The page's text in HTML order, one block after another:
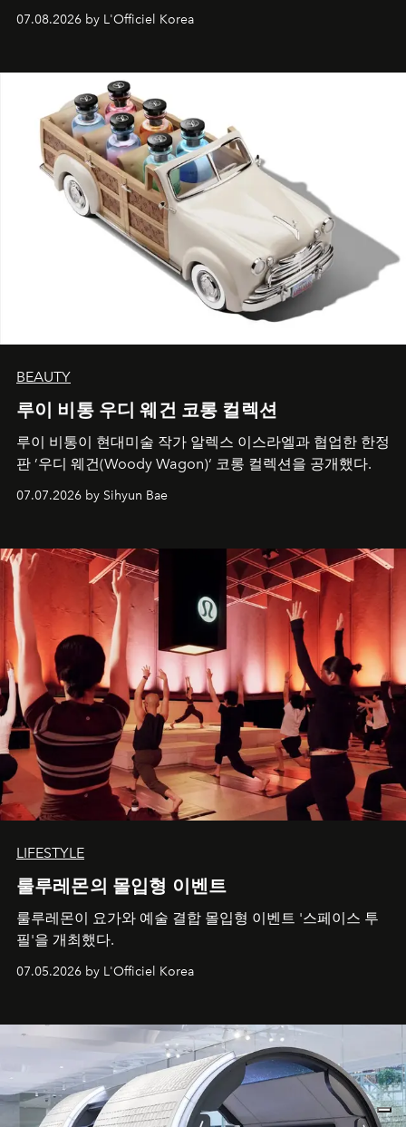
07.08.2026 by L'Officiel Korea
BEAUTY
루이 비통 우디 웨건 코롱 컬렉션
루이 비통이 현대미술 작가 알렉스 이스라엘과 협업한 한정
판 ’우디 웨건(Woody Wagon)‘ 코롱 컬렉션을 공개했다.
07.07.2026 by Sihyun Bae
LIFESTYLE
룰루레몬의 몰입형 이벤트
룰루레몬이 요가와 예술 결합 몰입형 이벤트 '스페이스 투
필'을 개최했다.
07.05.2026 by L'Officiel Korea